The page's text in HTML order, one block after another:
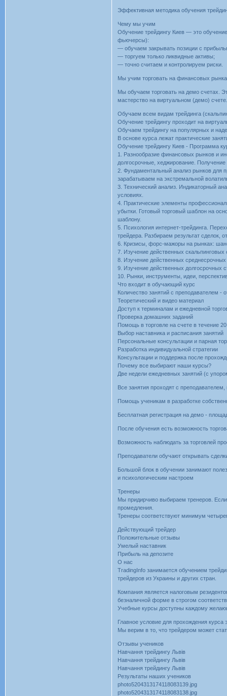
Эффективная методика обучения
Чему мы учим
Обучение трейдингу Киев — это
фьючерсы):
— обучаем закрывать позиции с
— торгуем только ликвидные активы;
— точно считаем и контролируем риски.
Мы учим торговать на финансовых
Мы обучаем торговать на демо счетах.
мастерство на виртуальном (демо)
Обучаем всем видам трейдинга
Обучение трейдингу проходит на
Обучаем трейдингу на популярных и
В основе курса лежат практические
Обучение трейдингу Киев - Программа
1. Разнообразие финансовых рынков и
долгосрочные, хеджирование.
2. Фундаментальный анализ рынков для
зарабатываем на экстремальной
3. Технический анализ. Индикаторный
условиях.
4. Практические элементы
убытки. Готовый торговый шаблон на
шаблону.
5. Психология интернет-трейдинга.
трейдера. Разбираем результат
6. Кризисы, форс-мажоры на рынках:
7. Изучение действенных скальпинговых
8. Изучение действенных
9. Изучение действенных долгосрочных
10. Рынки, инструменты, идеи,
Что входит в обучающий курс
Количество занятий с преподавателем -
Теоретический и видео материал
Доступ к терминалам и ежедневной
Проверка домашних заданий
Помощь в торговле на счете в течение
Выбор наставника и расписания занятий
Персональные консультации и парная
Разработка индивидуальной стратегии
Консультации и поддержка после
Почему все выбирают наши курсы?
Две недели ежедневных занятий (с
Все занятия проходят с
Помощь ученикам в разработке
Бесплатная регистрация на демо -
После обучения есть возможность
Возможность наблюдать за торговлей
Преподаватели обучают открывать
Большой блок в обучении занимают
и психологическим настроем
Тренеры
Мы придирчиво выбираем тренеров.
промедления.
Тренеры соответствуют минимум
Действующий трейдер
Положительные отзывы
Умелый наставник
Прибыль на депозите
О нас
TradingInfo занимается обучением
трейдеров из Украины и других стран.
Компания является налоговым
безналичной форме в строгом
Учебные курсы доступны каждому
Главное условие для прохождения
Мы верим в то, что трейдером может
Отзывы учеников
Навчання трейдингу Львів
Навчання трейдингу Львів
Навчання трейдингу Львів
Результаты наших учеников
photo5204313174118083139.jpg
photo5204313174118083138.jpg